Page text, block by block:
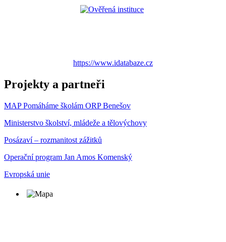
https://www.idatabaze.cz
Projekty a partneři
MAP Pomáháme školám ORP Benešov
Ministerstvo školství, mládeže a tělovýchovy
Posázaví – rozmanitost zážitků
Operační program Jan Amos Komenský
Evropská unie